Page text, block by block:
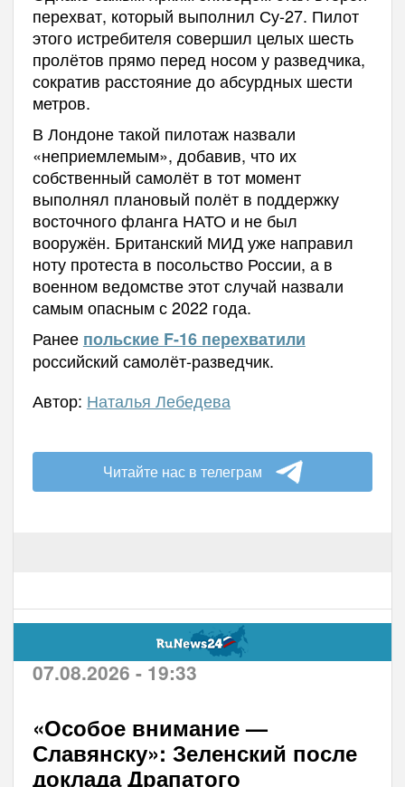
перехват, который выполнил Су-27. Пилот
этого истребителя совершил целых шесть
пролётов прямо перед носом у разведчика,
сократив расстояние до абсурдных шести
метров.
В Лондоне такой пилотаж назвали
«неприемлемым», добавив, что их
собственный самолёт в тот момент
выполнял плановый полёт в поддержку
восточного фланга НАТО и не был
вооружён. Британский МИД уже направил
ноту протеста в посольство России, а в
военном ведомстве этот случай назвали
самым опасным с 2022 года.
Ранее польские F-16 перехватили
российский самолёт-разведчик.
Автор: Наталья Лебедева
Читайте нас в телеграм
07.08.2026 - 19:33
«Особое внимание —
Славянску»: Зеленский после
доклада Драпатого